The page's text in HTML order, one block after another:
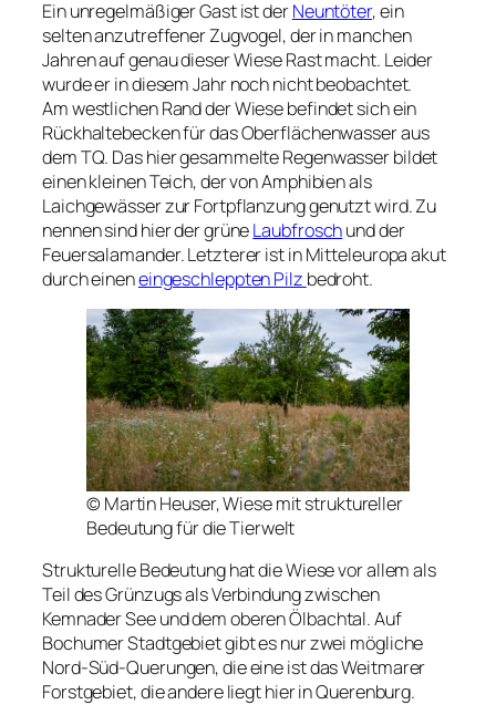
Ein unregelmäßiger Gast ist derNeuntöter, ein
selten anzutreffener Zugvogel, der in manchen
Jahren auf genau dieser Wiese Rast macht. Leider
wurde er in diesem Jahr noch nicht beobachtet.
Am westlichen Rand der Wiese befindet sich ein
Rückhaltebecken für das Oberflächenwasser aus
dem TQ. Das hier gesammelte Regenwasser bildet
einen kleinen Teich, der von Amphibien als
Laichgewässer zur Fortpflanzung genutzt wird. Zu
nennen sind hier der grüneLaubfroschund der
Feuersalamander. Letzterer ist in Mitteleuropa akut
durch eineneingeschleppten Pilz bedroht.
© Martin Heuser, Wiese mit struktureller
Bedeutung für die Tierwelt
Strukturelle Bedeutung hat die Wiese vor allem als
Teil des Grünzugs als Verbindung zwischen
Kemnader See und dem oberen Ölbachtal. Auf
Bochumer Stadtgebiet gibt es nur zwei mögliche
Nord-Süd-Querungen, die eine ist das Weitmarer
Forstgebiet, die andere liegt hier in Querenburg.